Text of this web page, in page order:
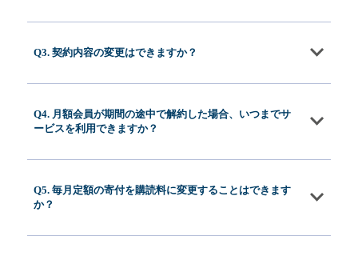
Q3. 契約内容の変更はできますか？
Q4. 月額会員が期間の途中で解約した場合、いつまでサ
ービスを利用できますか？
Q5. 毎月定額の寄付を購読料に変更することはできます
か？